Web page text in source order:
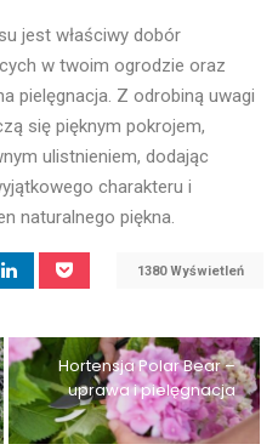
jest właściwy dobór
w twoim ogrodzie oraz
pielęgnacja. Z odrobiną uwagi
się pięknym pokrojem,
ulistnieniem, dodając
charakteru i
naturalnego piękna.
1380 Wyświetleń
Hortensja Polar Bear –
uprawa i pielęgnacja